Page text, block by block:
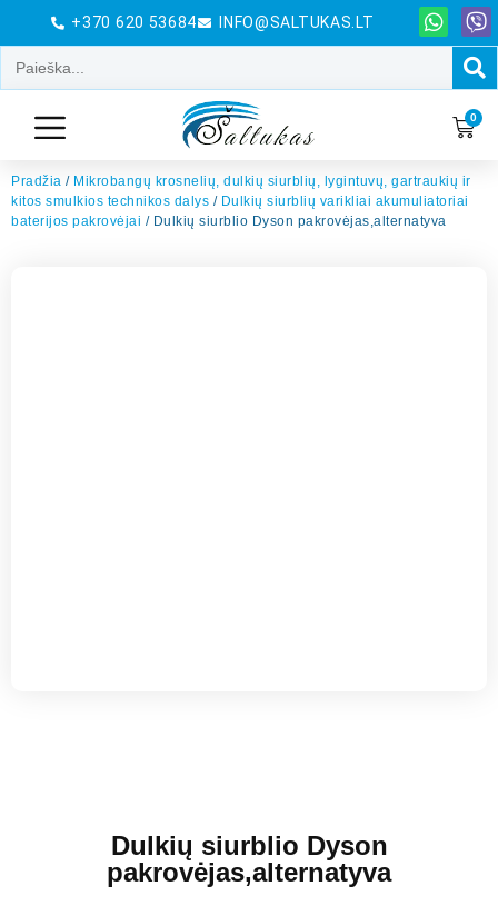
+370 620 53684 INFO@SALTUKAS.LT
0
Pradžia / Mikrobangų krosnelių, dulkių siurblių, lygintuvų, gartraukių ir
kitos smulkios technikos dalys / Dulkių siurblių varikliai akumuliatoriai
baterijos pakrovėjai / Dulkių siurblio Dyson pakrovėjas,alternatyva
Dulkių siurblio Dyson
pakrovėjas,alternatyva